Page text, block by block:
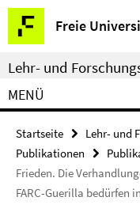
Springe
direkt
zu
Inhalt
Freie
Service-
Navigation
Lehr- und
MENÜ
Startseite
Lehr- und
Publikationen
Frieden. Die
FARC-Guerilla bedürfen